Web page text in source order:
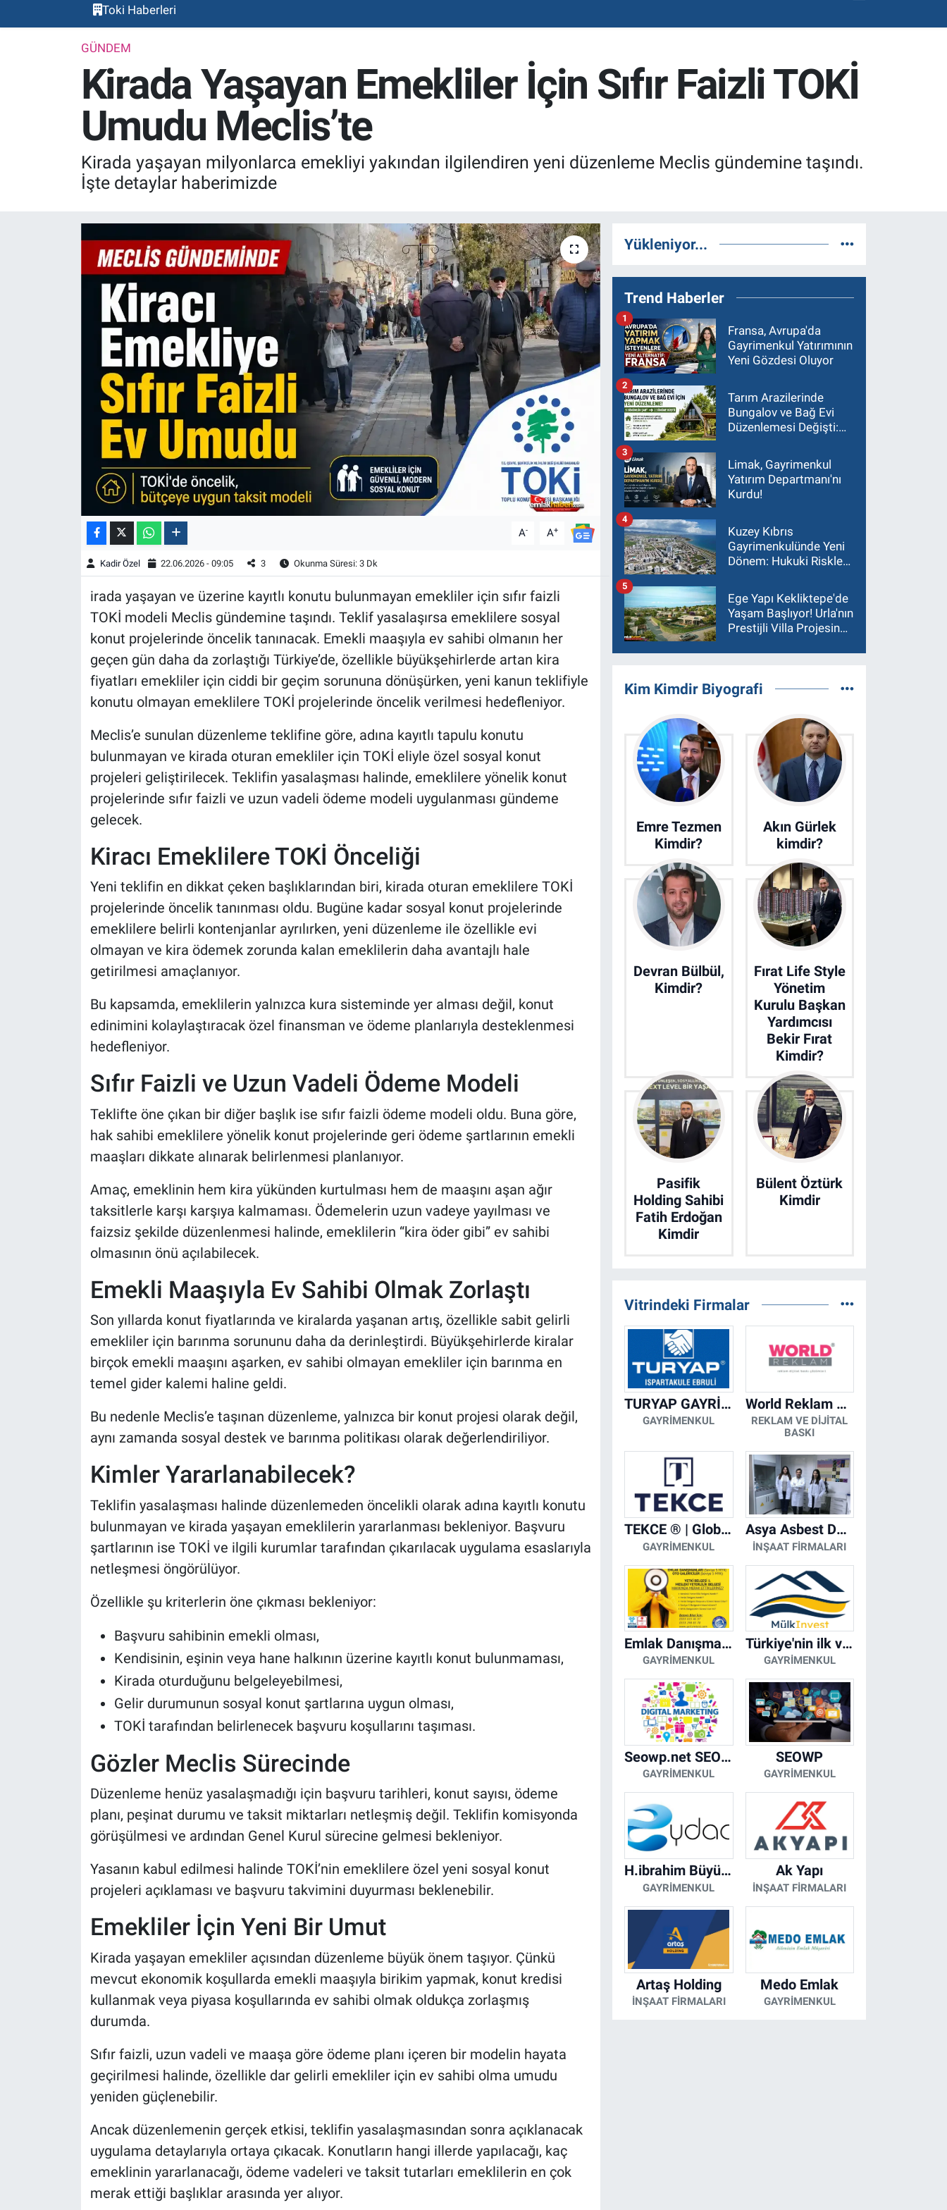
Toki Haberleri
GÜNDEM
Kirada Yaşayan Emekliler İçin Sıfır Faizli TOKİ
Umudu Meclis’te
Kirada yaşayan milyonlarca emekliyi yakından ilgilendiren yeni düzenleme Meclis gündemine taşındı.
İşte detaylar haberimizde
A- A+
Kadir Özel 22.06.2026 - 09:05 3 Okunma Süresi: 3 Dk
irada yaşayan ve üzerine kayıtlı konutu bulunmayan emekliler için sıfır faizli
TOKİ modeli Meclis gündemine taşındı. Teklif yasalaşırsa emeklilere sosyal
konut projelerinde öncelik tanınacak. Emekli maaşıyla ev sahibi olmanın her
geçen gün daha da zorlaştığı Türkiye’de, özellikle büyükşehirlerde artan kira
fiyatları emekliler için ciddi bir geçim sorununa dönüşürken, yeni kanun teklifiyle
konutu olmayan emeklilere TOKİ projelerinde öncelik verilmesi hedefleniyor.
Meclis’e sunulan düzenleme teklifine göre, adına kayıtlı tapulu konutu
bulunmayan ve kirada oturan emekliler için TOKİ eliyle özel sosyal konut
projeleri geliştirilecek. Teklifin yasalaşması halinde, emeklilere yönelik konut
projelerinde sıfır faizli ve uzun vadeli ödeme modeli uygulanması gündeme
gelecek.
Kiracı Emeklilere TOKİ Önceliği
Yeni teklifin en dikkat çeken başlıklarından biri, kirada oturan emeklilere TOKİ
projelerinde öncelik tanınması oldu. Bugüne kadar sosyal konut projelerinde
emeklilere belirli kontenjanlar ayrılırken, yeni düzenleme ile özellikle evi
olmayan ve kira ödemek zorunda kalan emeklilerin daha avantajlı hale
getirilmesi amaçlanıyor.
Bu kapsamda, emeklilerin yalnızca kura sisteminde yer alması değil, konut
edinimini kolaylaştıracak özel finansman ve ödeme planlarıyla desteklenmesi
hedefleniyor.
Sıfır Faizli ve Uzun Vadeli Ödeme Modeli
Teklifte öne çıkan bir diğer başlık ise sıfır faizli ödeme modeli oldu. Buna göre,
hak sahibi emeklilere yönelik konut projelerinde geri ödeme şartlarının emekli
maaşları dikkate alınarak belirlenmesi planlanıyor.
Amaç, emeklinin hem kira yükünden kurtulması hem de maaşını aşan ağır
taksitlerle karşı karşıya kalmaması. Ödemelerin uzun vadeye yayılması ve
faizsiz şekilde düzenlenmesi halinde, emeklilerin “kira öder gibi” ev sahibi
olmasının önü açılabilecek.
Emekli Maaşıyla Ev Sahibi Olmak Zorlaştı
Son yıllarda konut fiyatlarında ve kiralarda yaşanan artış, özellikle sabit gelirli
emekliler için barınma sorununu daha da derinleştirdi. Büyükşehirlerde kiralar
birçok emekli maaşını aşarken, ev sahibi olmayan emekliler için barınma en
temel gider kalemi haline geldi.
Bu nedenle Meclis’e taşınan düzenleme, yalnızca bir konut projesi olarak değil,
aynı zamanda sosyal destek ve barınma politikası olarak değerlendiriliyor.
Kimler Yararlanabilecek?
Teklifin yasalaşması halinde düzenlemeden öncelikli olarak adına kayıtlı konutu
bulunmayan ve kirada yaşayan emeklilerin yararlanması bekleniyor. Başvuru
şartlarının ise TOKİ ve ilgili kurumlar tarafından çıkarılacak uygulama esaslarıyla
netleşmesi öngörülüyor.
Özellikle şu kriterlerin öne çıkması bekleniyor:
Başvuru sahibinin emekli olması,
Kendisinin, eşinin veya hane halkının üzerine kayıtlı konut bulunmaması,
Kirada oturduğunu belgeleyebilmesi,
Gelir durumunun sosyal konut şartlarına uygun olması,
TOKİ tarafından belirlenecek başvuru koşullarını taşıması.
Gözler Meclis Sürecinde
Düzenleme henüz yasalaşmadığı için başvuru tarihleri, konut sayısı, ödeme
planı, peşinat durumu ve taksit miktarları netleşmiş değil. Teklifin komisyonda
görüşülmesi ve ardından Genel Kurul sürecine gelmesi bekleniyor.
Yasanın kabul edilmesi halinde TOKİ’nin emeklilere özel yeni sosyal konut
projeleri açıklaması ve başvuru takvimini duyurması beklenebilir.
Emekliler İçin Yeni Bir Umut
Kirada yaşayan emekliler açısından düzenleme büyük önem taşıyor. Çünkü
mevcut ekonomik koşullarda emekli maaşıyla birikim yapmak, konut kredisi
kullanmak veya piyasa koşullarında ev sahibi olmak oldukça zorlaşmış
durumda.
Sıfır faizli, uzun vadeli ve maaşa göre ödeme planı içeren bir modelin hayata
geçirilmesi halinde, özellikle dar gelirli emekliler için ev sahibi olma umudu
yeniden güçlenebilir.
Ancak düzenlemenin gerçek etkisi, teklifin yasalaşmasından sonra açıklanacak
uygulama detaylarıyla ortaya çıkacak. Konutların hangi illerde yapılacağı, kaç
emeklinin yararlanacağı, ödeme vadeleri ve taksit tutarları emeklilerin en çok
merak ettiği başlıklar arasında yer alıyor.
Yükleniyor...
Trend Haberler
Fransa, Avrupa'da
Gayrimenkul Yatırımının
Yeni Gözdesi Oluyor
1
Tarım Arazilerinde
Bungalov ve Bağ Evi
Düzenlemesi Değişti:
Dönüme İndirildi
2
Limak, Gayrimenkul
Yatırım Departmanı'nı
Kurdu!
3
Kuzey Kıbrıs
Gayrimenkulünde Yeni
Dönem: Hukuki Riskler
Değiştiriyor
4
Ege Yapı Kekliktepe'de
Yaşam Başlıyor! Urla'nın
Prestijli Villa Projesinde
5
Kim Kimdir Biyografi
Emre Tezmen
Kimdir?
Akın Gürlek
kimdir?
Devran Bülbül,
Kimdir?
Fırat Life Style
Yönetim
Kurulu Başkan
Yardımcısı
Bekir Fırat
Kimdir?
Pasifik
Holding Sahibi
Fatih Erdoğan
Kimdir
Bülent Öztürk
Kimdir
Vitrindeki Firmalar
TURYAP GAYRİMENKUL DANIŞMANLIK HİZMETLERİ
GAYRIMENKUL
World Reklam Copy Center
REKLAM VE DIJITAL
BASKI
TEKCE ® | Global Gayrimenkul Şirketi
GAYRIMENKUL
Asya Asbest Danışmanlık - Asbest Söküm ve Asbest Raporu
İNŞAAT FIRMALARI
Emlak Danışmanı Seviye 5 Mesleki Yeterlilik Belgesi
GAYRIMENKUL
Türkiye'nin ilk ve tek yapay zeka destekli arsa ilan platformu
GAYRIMENKUL
Seowp.net SEO Hizmetleri
GAYRIMENKUL
SEOWP
GAYRIMENKUL
H.ibrahim Büyükacar
GAYRIMENKUL
Ak Yapı
İNŞAAT FIRMALARI
Artaş Holding
İNŞAAT FIRMALARI
Medo Emlak
GAYRIMENKUL